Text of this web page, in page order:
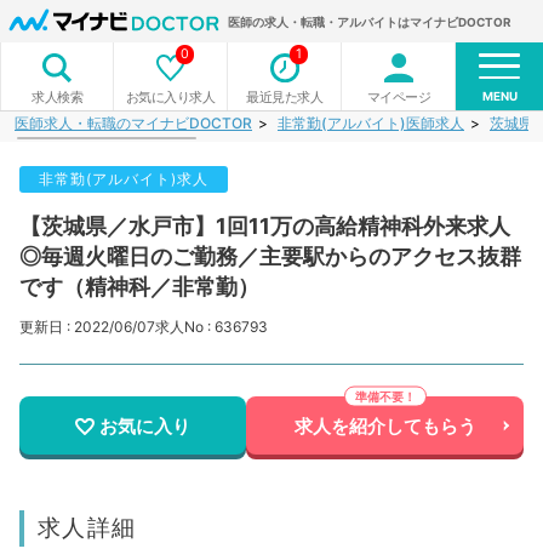
医師の求人・転職・アルバイトはマイナビDOCTOR
求人検索 お気に入り求人
0
最近見た求人
1
マイページ MENU
医師求人・転職のマイナビDOCTOR 非常勤(アルバイト)医師求人 茨城県
非常勤(アルバイト)求人
【茨城県／水戸市】1回11万の高給精神科外来求人
◎毎週火曜日のご勤務／主要駅からのアクセス抜群
です（精神科／非常勤）
更新日 : 2022/06/07求人No : 636793
お気に入り 求人を紹介してもらう
求人詳細